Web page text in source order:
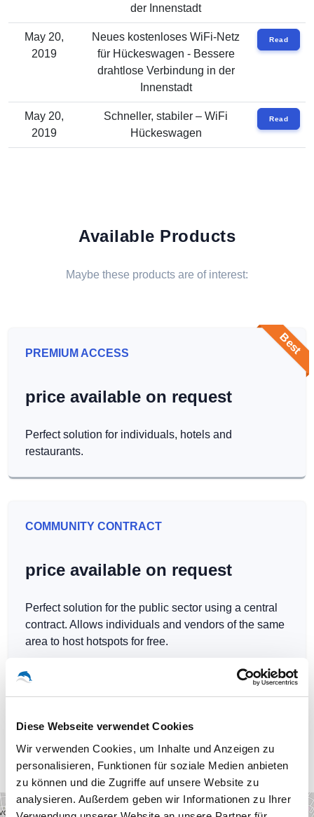
Diese Webseite verwendet Cookies
Wir verwenden Cookies, um Inhalte und Anzeigen zu
personalisieren, Funktionen für soziale Medien anbieten
zu können und die Zugriffe auf unsere Website zu
analysieren. Außerdem geben wir Informationen zu Ihrer
der Innenstadt
May 20,
2019
Neues kostenloses WiFi-Netz
für Hückeswagen - Bessere
drahtlose Verbindung in der
Innenstadt
Read
May 20,
2019
Schneller, stabiler – WiFi
Hückeswagen
Read
Available Products
Maybe these products are of interest:
Best
PREMIUM ACCESS
price available on request
Perfect solution for individuals, hotels and
restaurants.
COMMUNITY CONTRACT
price available on request
Perfect solution for the public sector using a central
contract. Allows individuals and vendors of the same
area to host hotspots for free.
Our WLAN-Hotspots in Dresden
+